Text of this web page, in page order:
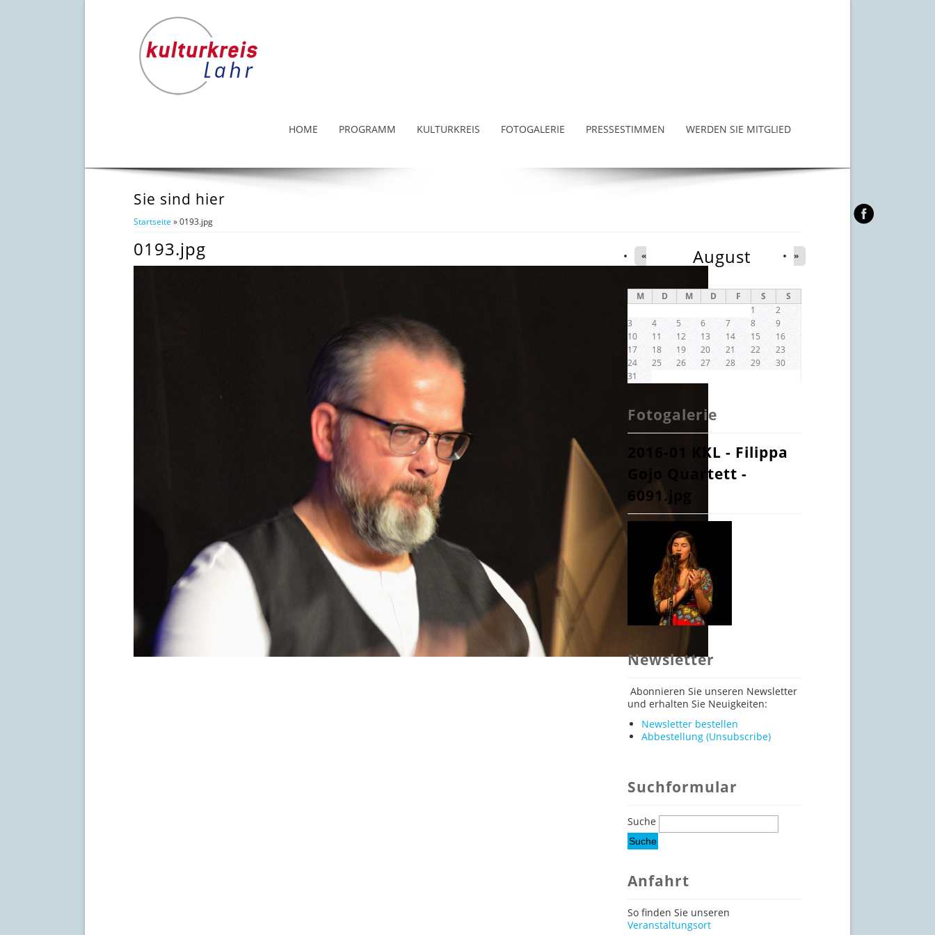
HOME PROGRAMM KULTURKREIS FOTOGALERIE PRESSESTIMMEN WERDEN SIE MITGLIED
Sie sind hier
Startseite » 0193.jpg
0193.jpg August
« »
M D M D F S
S
1
2
3
4 5 6 7 8
9
10
11 12 13 14 15
16
17
18 19 20 21 22
23
24
25 26 27 28 29
30
31
Fotogalerie
2016-01 KKL - Filippa
Gojo Quartett -
6091.jpg
Newsletter
Abonnieren Sie unseren Newsletter
und erhalten Sie Neuigkeiten:
Newsletter bestellen
Abbestellung (Unsubscribe)
Suchformular
Suche
Anfahrt
So finden Sie unseren
Veranstaltungsort